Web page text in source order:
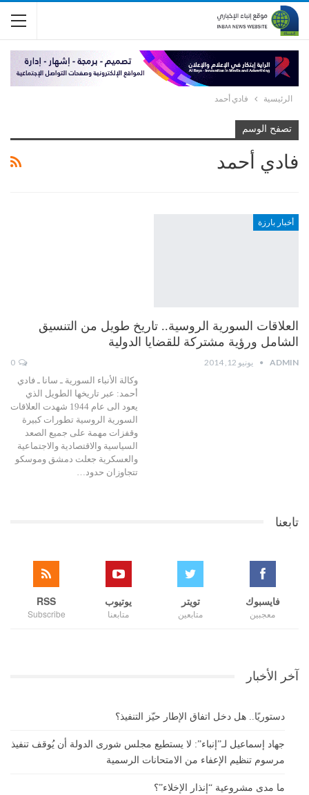
الرئيسية فادي أحمد
تصفح الوسم
فادي أحمد
أخبار بارزة
العلاقات السورية الروسية.. تاريخ طويل من التنسيق
الشامل ورؤية مشتركة للقضايا الدولية
ADMIN يونيو 12, 2014
وكالة الأنباء السورية ـ سانا ـ فادي
أحمد: عبر تاريخها الطويل الذي
يعود الى عام 1944 شهدت العلاقات
السورية الروسية تطورات كبيرة
وقفزات مهمة على جميع الصعد
السياسية والاقتصادية والاجتماعية
والعسكرية جعلت دمشق وموسكو
تتجاوزان حدود…
تابعنا
فايسبوك
معجبين
تويتر
متابعين
يوتيوب
متابعنا
RSS
Subscribe
آخر الأخبار
دستوريًا.. هل دخل اتفاق الإطار حيّز التنفيذ؟
جهاد إسماعيل لـ”إنباء”: لا يستطيع مجلس شورى الدولة أن يُوقف تنفيذ
مرسوم تنظيم الإعفاء من الامتحانات الرسمية
ما مدى مشروعية “إنذار الإخلاء”؟